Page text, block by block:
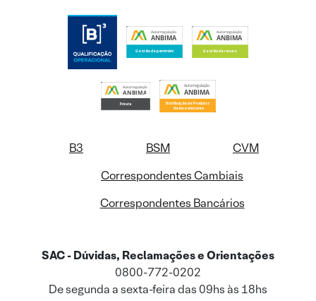
B3 BSM
CVM
Correspondentes Cambiais
Correspondentes Bancários
SAC - Dúvidas, Reclamações e Orientações
0800-772-0202
De segunda a sexta-feira das 09hs às 18hs